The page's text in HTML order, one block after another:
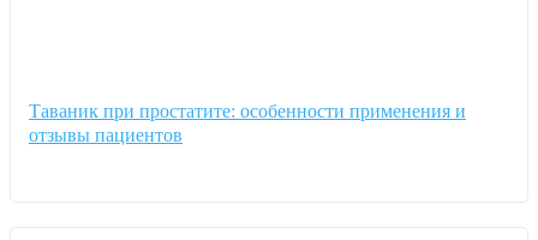
Таваник при простатите: особенности применения и
отзывы пациентов